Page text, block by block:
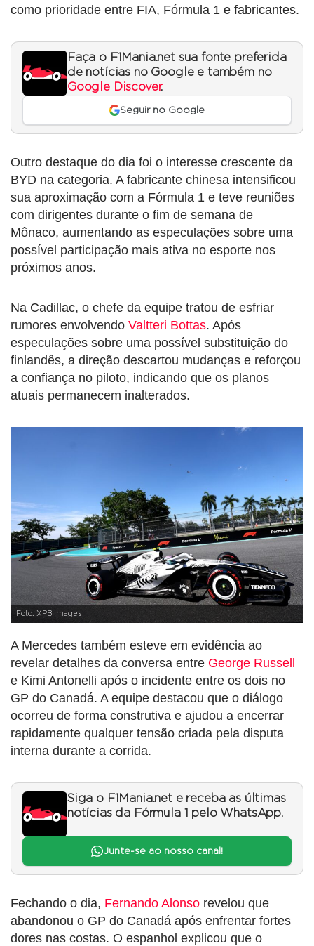
como prioridade entre FIA, Fórmula 1 e fabricantes.
Faça o F1Mania.net sua fonte preferida
de notícias no Google e também no
Google Discover.
Seguir no Google
Outro destaque do dia foi o interesse crescente da
BYD na categoria. A fabricante chinesa intensificou
sua aproximação com a Fórmula 1 e teve reuniões
com dirigentes durante o fim de semana de
Mônaco, aumentando as especulações sobre uma
possível participação mais ativa no esporte nos
próximos anos.
Na Cadillac, o chefe da equipe tratou de esfriar
rumores envolvendo Valtteri Bottas. Após
especulações sobre uma possível substituição do
finlandês, a direção descartou mudanças e reforçou
a confiança no piloto, indicando que os planos
atuais permanecem inalterados.
Foto: XPB Images
A Mercedes também esteve em evidência ao
revelar detalhes da conversa entre George Russell
e Kimi Antonelli após o incidente entre os dois no
GP do Canadá. A equipe destacou que o diálogo
ocorreu de forma construtiva e ajudou a encerrar
rapidamente qualquer tensão criada pela disputa
interna durante a corrida.
Siga o F1Mania.net e receba as últimas
notícias da Fórmula 1 pelo WhatsApp.
Junte-se ao nosso canal!
Fechando o dia, Fernando Alonso revelou que
abandonou o GP do Canadá após enfrentar fortes
dores nas costas. O espanhol explicou que o